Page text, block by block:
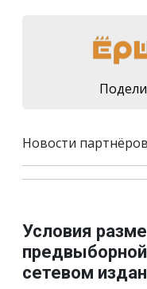
Новости партнёров
Условия
сетевом